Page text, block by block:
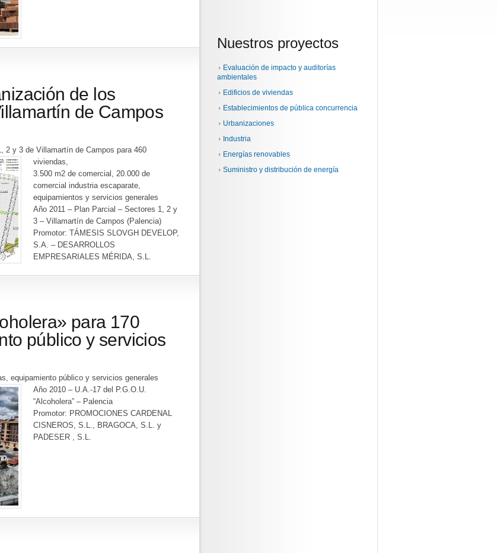
de los
de Campos
2 y 3 de Villamartín de Campos para 460
viviendas,
3.500 m2 de comercial, 20.000 de
comercial industria escaparate,
equipamientos y servicios generales
Año 2011 – Plan Parcial – Sectores 1, 2 y
3 – Villamartín de Campos (Palencia)
Promotor: TÁMESIS SLOVGH DEVELOP,
S.A. – DESARROLLOS
EMPRESARIALES MÉRIDA, S.L.
para 170
público y servicios
equipamiento público y servicios general es
Año 2010 – U.A.-17 del P.G.O.U.
“Alcoholera” – Palencia
Promotor: PROMOCIONES CARDENAL
CISNEROS, S.L., BRAGOCA, S.L. y
PADESER , S.L.
Nuestros proyectos
Evaluación de impacto y auditorías
ambientales
Edificios de viviendas
Establecimientos de pública concurrencia
Urbanizaciones
Industria
Energías renovables
Suministro y distribución de energía